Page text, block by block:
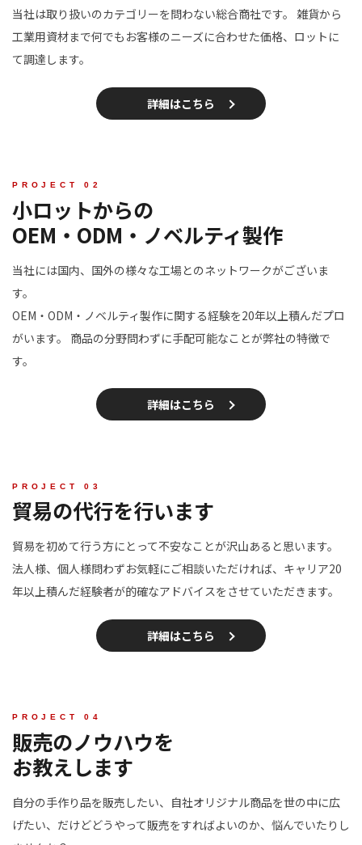
当社は取り扱いのカテゴリーを問わない総合商社です。
雑貨から
工業用資材まで何でもお客様のニーズに合わせた価格、 ロットに
て調達します。
詳細はこちら
小ロットからの
OEM・ODM・ノベルティ製作
当社には国内、国外の様々な工場とのネットワークがございま
す。
OEM・ODM・ノベルティ製作に関する経験を20年以上積んだプロ
がいます。
商品の分野問わずに手配可能なことが弊社の特徴で
す。
詳細はこちら
貿易の代行を行います
貿易を初めて行う方にとって不安なことが沢山あると思います。
法人様、個人様問わずお気軽にご相談いただければ、キャリア20
年以上積んだ経験者が的確なアドバイスをさせていただきます。
詳細はこちら
販売のノウハウを
お教えします
自分の手作り品を販売したい、自社オリジナル商品を世の中に広
げたい、 だけどどうやって販売をすればよいのか、悩んでいたりし